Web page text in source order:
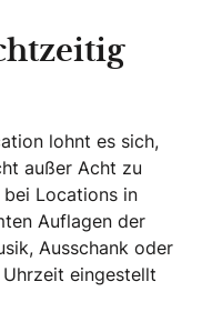
lohnt es sich,
außer Acht zu
bei Locations in
Auflagen der
Ausschank oder
eingestellt